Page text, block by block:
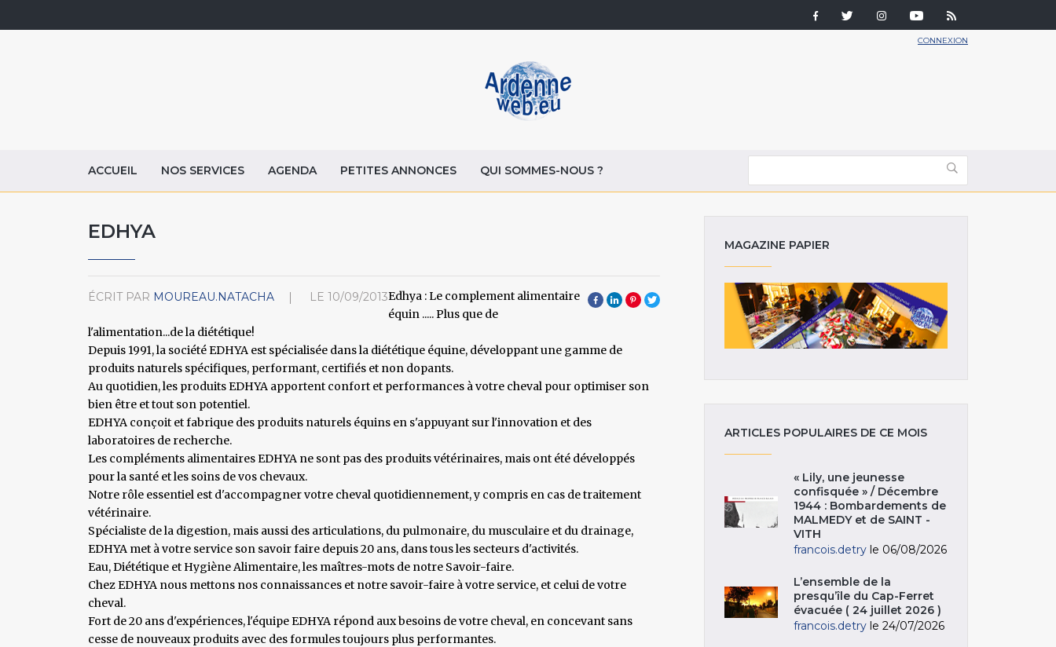
CONNEXION
ACCUEIL NOS SERVICES AGENDA PETITES ANNONCES QUI SOMMES-NOUS ?
EDHYA
ÉCRIT PAR MOUREAU.NATACHA LE 10/09/2013Edhya : Le complement alimentaire
équin ..... Plus que de
l'alimentation...de la diététique!
Depuis 1991, la société EDHYA est spécialisée dans la diététique équine, développant une gamme de
produits naturels spécifiques, performant, certifiés et non dopants.
Au quotidien, les produits EDHYA apportent confort et performances à votre cheval pour optimiser son
bien être et tout son potentiel.
EDHYA conçoit et fabrique des produits naturels équins en s'appuyant sur l'innovation et des
laboratoires de recherche.
Les compléments alimentaires EDHYA ne sont pas des produits vétérinaires, mais ont été développés
pour la santé et les soins de vos chevaux.
Notre rôle essentiel est d'accompagner votre cheval quotidiennement, y compris en cas de traitement
vétérinaire.
Spécialiste de la digestion, mais aussi des articulations, du pulmonaire, du musculaire et du drainage,
EDHYA met à votre service son savoir faire depuis 20 ans, dans tous les secteurs d'activités.
Eau, Diététique et Hygiène Alimentaire, les maîtres-mots de notre Savoir-faire.
Chez EDHYA nous mettons nos connaissances et notre savoir-faire à votre service, et celui de votre
cheval.
Fort de 20 ans d'expériences, l'équipe EDHYA répond aux besoins de votre cheval, en concevant sans
cesse de nouveaux produits avec des formules toujours plus performantes.
MAGAZINE PAPIER
ARTICLES POPULAIRES DE CE MOIS
« Lily, une jeunesse
confisquée » / Décembre
1944 : Bombardements de
MALMEDY et de SAINT -
VITH
francois.detry le 06/08/2026
L’ensemble de la
presqu’île du Cap-Ferret
évacuée ( 24 juillet 2026 )
francois.detry le 24/07/2026